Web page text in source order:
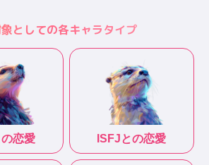
としての各キャラタイプ
の恋愛 ISFJとの恋愛